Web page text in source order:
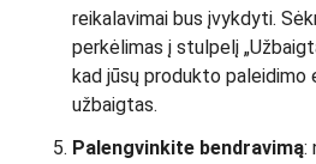
reikalavimai bus įvykdyti.
perkėlimas į stulpelį
kad jūsų produkto paleidimo
užbaigtas.
Palengvinkite bendravimą: